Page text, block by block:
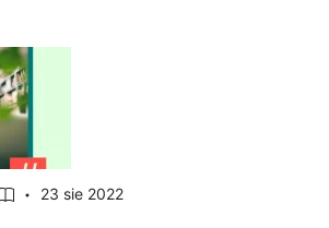
23 sie 2022